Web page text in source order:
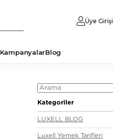
Üye Girişi
KampanyalarBlog
Kategoriler
LUXELL BLOG
Luxell Yemek Tarifleri